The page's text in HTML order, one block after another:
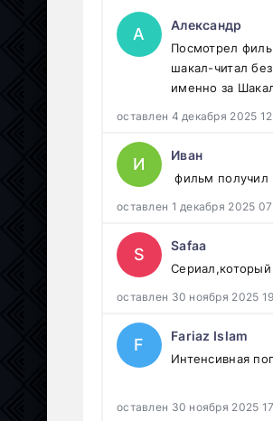
А Александр
Посмотрел
шакал-читал
именно за
оставлен 4 декабря 2025
И Иван
фильм
оставлен 1 декабря 2025
S Safaa
оставлен 30 ноября 2025
F Fariaz Islam
Интенсивная
оставлен 30 ноября 2025